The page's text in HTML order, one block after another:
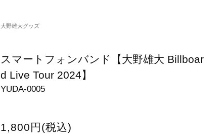
大野雄大グッズ
スマートフォンバンド【大野雄大 Billboar
d Live Tour 2024】
YUDA-0005
1,800円(税込)